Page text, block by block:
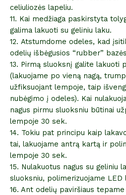
celiuliozės lapeliu.
11. Kai medžiaga paskirstyta
galima lakuoti su geliniu laku.
12. Atstumdome odeles, kad
odelių išbėgusios “rubber”
13. Pirmą sluoksnį galite lakuoti
(lakuojame po vieną nagą,
užfiksuojant lempoje, taip
nubėgimo į odeles). Kai
nagus pirmu sluoksniu būtinai
lempoje 30 sek.
14. Tokiu pat principu kaip
tai, lakuojame antrą kartą ir
lempoje 30 sek.
15. Nulakuotus nagus su geliniu
sluoksniu, polimerizuojame LED
16. Ant odelių paviršiaus tepame